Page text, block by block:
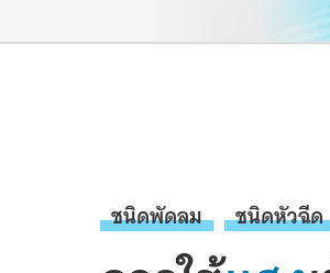
ชนิดพัดลม ชนิดหัวฉีด